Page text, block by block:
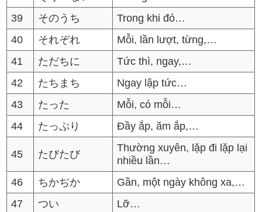
39
そのうち
Trong khi đó…
40
それぞれ
Mỗi, lần lượt, từng,…
41
ただちに
Tức thì, ngay,…
42
たちまち
Ngay lập tức…
43
たった
Mỗi, có mỗi…
44
たっぷり Đầy ắp, ăm ắp,…
45 たびたび
Thường xuyên, lặp đi lặp lại
nhiều lần…
46
ちかぢか
Gần, một ngày không xa,…
47
つい
Lỡ…